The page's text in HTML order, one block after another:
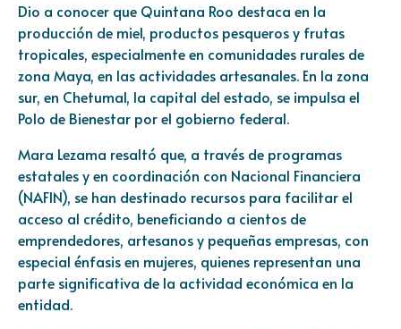
Dio a conocer que Quintana Roo destaca en la
producción de miel, productos pesqueros y frutas
tropicales, especialmente en comunidades rurales de
zona Maya, en las actividades artesanales. En la zona
sur, en Chetumal, la capital del estado, se impulsa el
Polo de Bienestar por el gobierno federal.
Mara Lezama resaltó que, a través de programas
estatales y en coordinación con Nacional Financiera
(NAFIN), se han destinado recursos para facilitar el
acceso al crédito, beneficiando a cientos de
emprendedores, artesanos y pequeñas empresas, con
especial énfasis en mujeres, quienes representan una
parte significativa de la actividad económica en la
entidad.